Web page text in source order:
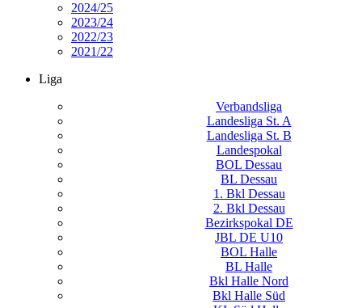
2024/25
2023/24
2022/23
2021/22
Liga
Verbandsliga
Landesliga St. A
Landesliga St. B
Landespokal
BOL Dessau
BL Dessau
1. Bkl Dessau
2. Bkl Dessau
Bezirkspokal DE
JBL DE U10
BOL Halle
BL Halle
Bkl Halle Nord
Bkl Halle Süd